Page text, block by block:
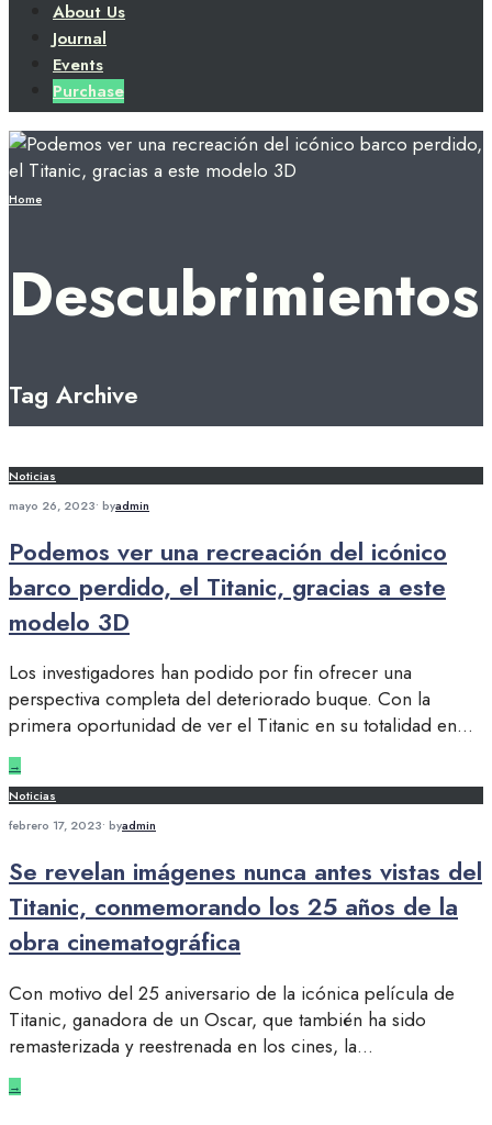
About Us
Journal
Events
Purchase
Home
Descubrimientos
Tag Archive
Noticias
mayo 26, 2023• byadmin
Podemos ver una recreación del icónico
barco perdido, el Titanic, gracias a este
modelo 3D
Los investigadores han podido por fin ofrecer una
perspectiva completa del deteriorado buque. Con la
primera oportunidad de ver el Titanic en su totalidad en...
→
Noticias
febrero 17, 2023• byadmin
Se revelan imágenes nunca antes vistas del
Titanic, conmemorando los 25 años de la
obra cinematográfica
Con motivo del 25 aniversario de la icónica película de
Titanic, ganadora de un Oscar, que también ha sido
remasterizada y reestrenada en los cines, la...
→